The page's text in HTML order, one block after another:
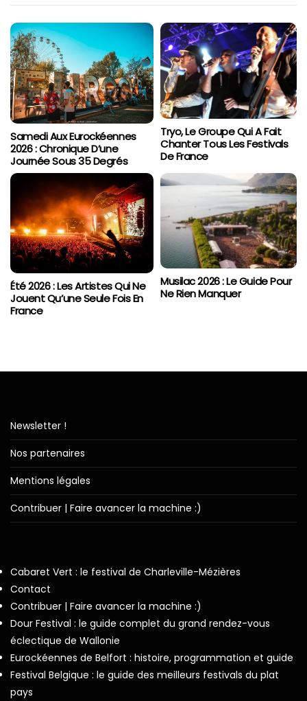
Samedi Aux Eurockéennes
2026 : Chronique D’une
Journée Sous 35 Degrés
Tryo, Le Groupe Qui A Fait
Chanter Tous Les Festivals
De France
Été 2026 : Les Artistes Qui Ne
Jouent Qu’une Seule Fois En
France
Musilac 2026 : Le Guide Pour
Ne Rien Manquer
Newsletter !
Nos partenaires
Mentions légales
Contribuer | Faire avancer la machine :)
Cabaret Vert : le festival de Charleville-Mézières
Contact
Contribuer | Faire avancer la machine :)
Dour Festival : le guide complet du grand rendez-vous
éclectique de Wallonie
Eurockéennes de Belfort : histoire, programmation et guide
Festival Belgique : le guide des meilleurs festivals du plat
pays